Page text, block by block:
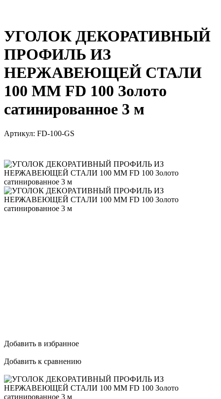
УГОЛОК ДЕКОРАТИВНЫЙ
ПРОФИЛЬ ИЗ
НЕРЖАВЕЮЩЕЙ СТАЛИ
100 ММ FD 100 Золото
сатинированное 3 м
Артикул: FD-100-GS
Добавить в избранное
Добавить к сравнению